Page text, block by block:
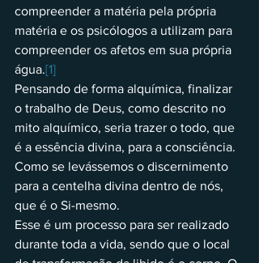
compreender a matéria pela própria
matéria e os psicólogos a utilizam para
compreender os afetos em sua própria
água.[1]
Pensando de forma alquímica, finalizar
o trabalho de Deus, como descrito no
mito alquímico, seria trazer o todo, que
é a essência divina, para a consciência.
Como se levássemos o discernimento
para a centelha divina dentro de nós,
que é o Si-mesmo.
Esse é um processo para ser realizado
durante toda a vida, sendo que o local